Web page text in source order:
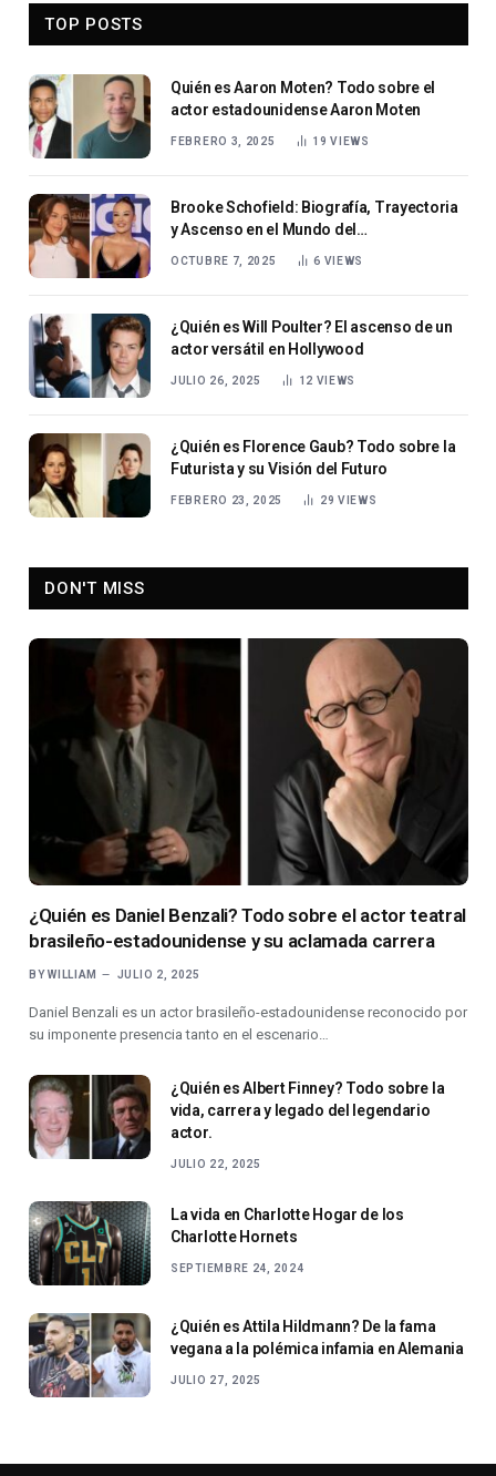
TOP POSTS
Quién es Aaron Moten? Todo sobre el
actor estadounidense Aaron Moten
FEBRERO 3, 2025 19VIEWS
Brooke Schofield: Biografía, Trayectoria
y Ascenso en el Mundo del
Entretenimiento Digital
OCTUBRE 7, 2025 6 VIEWS
¿Quién es Will Poulter? El ascenso de un
actor versátil en Hollywood
JULIO 26, 2025 12 VIEWS
¿Quién es Florence Gaub? Todo sobre la
Futurista y su Visión del Futuro
FEBRERO 23, 2025 29VIEWS
DON'T MISS
¿Quién es Daniel Benzali? Todo sobre el actor teatral
brasileño-estadounidense y su aclamada carrera
BY WILLIAM JULIO 2, 2025
Daniel Benzali es un actor brasileño-estadounidense reconocido por
su imponente presencia tanto en el escenario…
¿Quién es Albert Finney? Todo sobre la
vida, carrera y legado del legendario
actor.
JULIO 22, 2025
La vida en Charlotte Hogar de los
Charlotte Hornets
SEPTIEMBRE 24, 2024
¿Quién es Attila Hildmann? De la fama
vegana a la polémica infamia en Alemania
JULIO 27, 2025